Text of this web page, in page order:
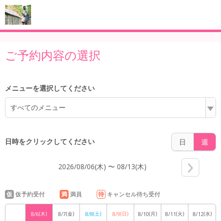
ご予約内容の選択
メニューを選択してください
すべてのメニュー
日時をクリックしてください 日 週
2026/08/06(木) 〜 08/13(木)
仮 仮予約受付 満 満員 待 キャンセル待ち受付
8/6(木) 8/7(金) 8/8(土) 8/9(日) 8/10(月) 8/11(火) 8/12(水)
4:00